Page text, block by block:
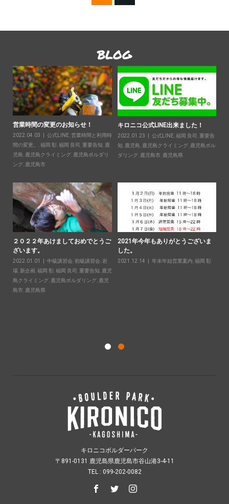
BLOG
営業時間の変更のお知らせ！
2022.04.03 公式LINE, 営業時間と利用時
間の変更。
福岡 彰, 福岡 良司 重要告知
鹿
児島
鹿児島クライミング, 鹿児島ボルダリ
ング, 鹿児島市
キロニコ公式LINE出来ました！
2022.01.23 公式LINE,福岡 良司 ,重要告
知, 鹿児島, 鹿児島クライミング, 鹿児島ボル
ダリング, 鹿児島市, 鹿児島県
２０２２年あけましておめでとうご
ざいます。
2022.01.01 中級講習会 初級講習会 岩
場 新企画, 福岡 彰, 福岡 良司 重要告知
鹿児
島クライミング, 鹿児島ボルダリング, 鹿児
島市, 鹿児島県
2021年今年もありがとうございま
した。
2021.12.14 年末年始営業案内 福岡 彰
キロニコボルダーパーク
〒891-0131 鹿児島県鹿児島市谷山港3-4-11
TEL : 099-202-0082